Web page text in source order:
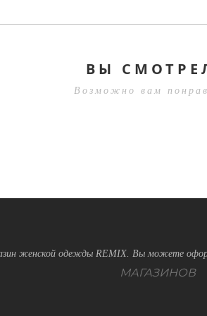
ВЫ
Возможно вам
женской одежды REMIX. Вы можете
МАГАЗИНОВ